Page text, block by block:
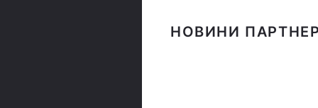
НОВИНИ